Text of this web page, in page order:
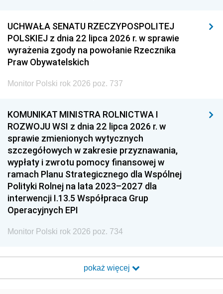
UCHWAŁA SENATU RZECZYPOSPOLITEJ
POLSKIEJ z dnia 22 lipca 2026 r. w sprawie
wyrażenia zgody na powołanie Rzecznika
Praw Obywatelskich
Monitor Polski rok 2026 poz. 737
KOMUNIKAT MINISTRA ROLNICTWA I
ROZWOJU WSI z dnia 22 lipca 2026 r. w
sprawie zmienionych wytycznych
szczegółowych w zakresie przyznawania,
wypłaty i zwrotu pomocy finansowej w
ramach Planu Strategicznego dla Wspólnej
Polityki Rolnej na lata 2023–2027 dla
interwencji I.13.5 Współpraca Grup
Operacyjnych EPI
Monitor Polski rok 2026 poz. 734
pokaż więcej